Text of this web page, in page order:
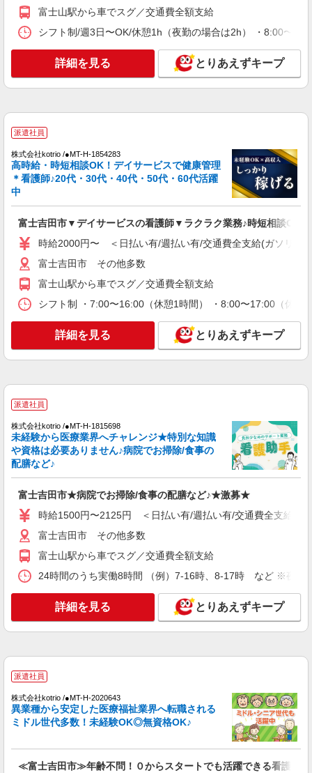
（株）ウィルオブ・ワークCW 甲府支店/ms190101
病院内の補助staff
時給1300円 ◆前払い・日払い・週払いOK
山梨県富士吉田市
派遣社員
富士吉田市＊看護助手＊日払いOK！推し活の
軍資金も即ゲット◎
時給1500円〜2125円 ＜日払い有/週払い有/交
通費全支給(ガソリン代含む)＞
富士吉田市 その他多数
派遣社員
（株）ウィルオブ・ワークCW 甲府支店/ms190101
時給1300円 ◆前払い・日払い・週払いOK
山梨県富士吉田市
キープ 詳細を見る
派遣社員
株式会社kotrio /●MT-H-1959587
20代〜50代活躍中！デイサービスの看護師＊
残業なし◎日勤のみ
ン代含む)/日払い可/週払い可＞
キープ
株式会社kotrio /●MT-H-2051418
≪富士吉田市≫未経験・無資格から看護助手へ
挑戦！シフト相談OK♪
富士吉田市 その他多数
派遣社員
＜富士吉田市＞病院の看護助手＊日払いOK！
即高収入可♪
富士山駅から車でスグ／交通費全額支給
シフト制/週3日〜OK/休憩1h（夜勤の場合は2h） ・8:00〜
詳細を見る とりあえずキープ
派遣社員
株式会社kotrio /●MT-H-1854283
高時給・時短相談OK！デイサービスで健康管理
＊看護師♪20代・30代・40代・50代・60代活躍
中
富士吉田市▼デイサービスの看護師▼ラクラク業務♪時短相談OK
時給2000円〜 ＜日払い有/週払い有/交通費全支給(ガソリン
富士吉田市 その他多数
富士山駅から車でスグ／交通費全額支給
シフト制 ・7:00〜16:00（休憩1時間） ・8:00〜17:00（休
詳細を見る とりあえずキープ
派遣社員
株式会社kotrio /●MT-H-1815698
未経験から医療業界へチャレンジ★特別な知識
や資格は必要ありません♪病院でお掃除/食事の
配膳など♪
富士吉田市★病院でお掃除/食事の配膳など♪★激募★
時給1500円〜2125円 ＜日払い有/週払い有/交通費全支給(ガ
富士吉田市 その他多数
富士山駅から車でスグ／交通費全額支給
24時間のうち実働8時間 （例）7-16時、8-17時 など ※夜勤
詳細を見る とりあえずキープ
派遣社員
株式会社kotrio /●MT-H-2020643
異業種から安定した医療福祉業界へ転職される
ミドル世代多数！未経験OK◎無資格OK♪
≪富士吉田市≫年齢不問！０からスタートでも活躍できる看護助手